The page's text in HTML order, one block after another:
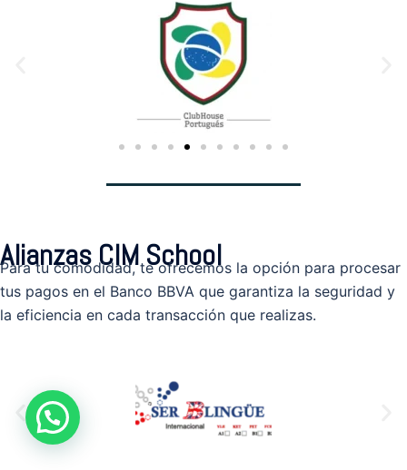
Alianzas CIM School
Para tu comodidad, te ofrecemos la opción para procesar
tus pagos en el Banco BBVA que garantiza la seguridad y
la eficiencia en cada transacción que realizas.